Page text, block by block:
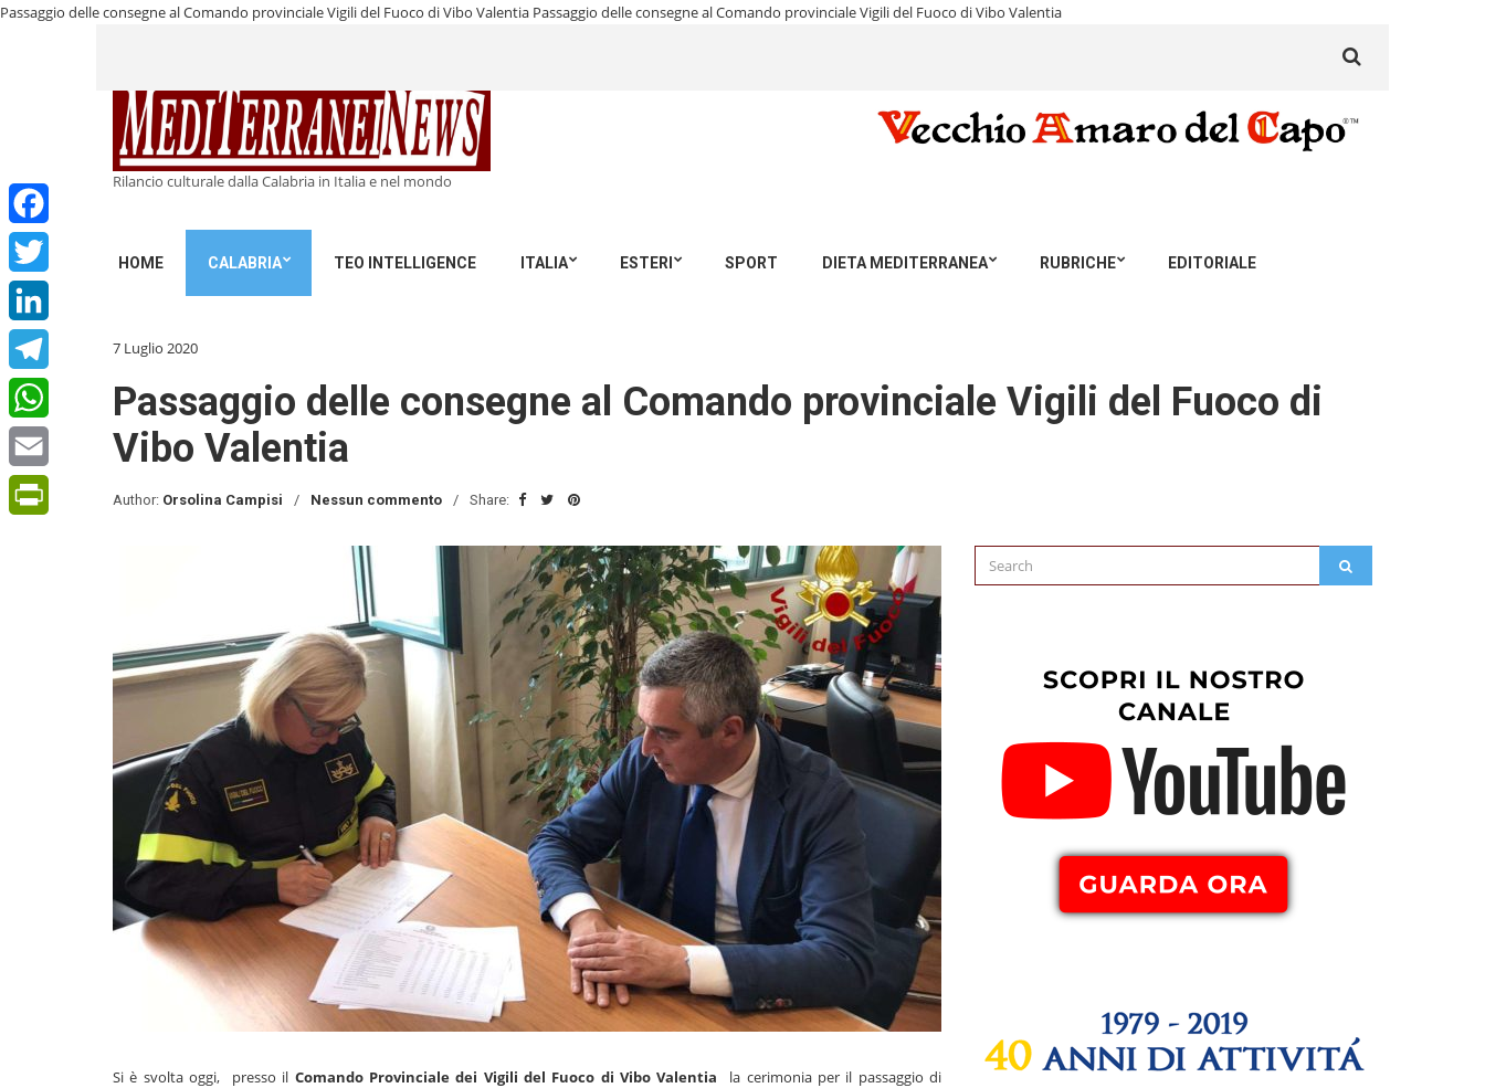
Passaggio delle consegne al Comando provinciale Vigili del Fuoco di Vibo Valentia Passaggio delle consegne al Comando provinciale Vigili del Fuoco di Vibo Valentia
Rilancio culturale dalla Calabria in Italia e nel mondo
HOME CALABRIA TEO INTELLIGENCE ITALIA ESTERI SPORT DIETA MEDITERRANEA RUBRICHE EDITORIALE
for:
Facebook
Twitter
LinkedIn
Telegram
WhatsApp
Email
7 Luglio 2020
Passaggio delle consegne al Comando provinciale Vigili del Fuoco di
Vibo Valentia
Author: Orsolina Campisi Nessun commento Share:
Si è svolta oggi, presso il Comando Provinciale dei Vigili del Fuoco di Vibo Valentia la cerimonia per il passaggio di
Search
for: